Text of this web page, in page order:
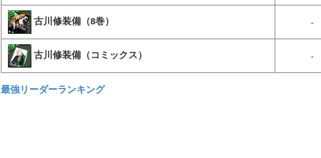
古川修装備（8巻） -
古川修装備（コミックス） -
最強リーダーランキング